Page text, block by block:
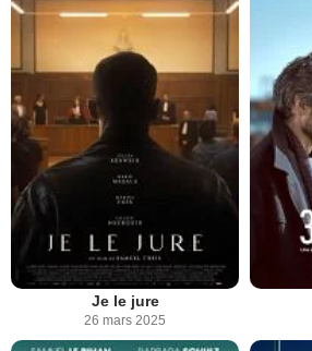
Je le jure
26 mars 2025